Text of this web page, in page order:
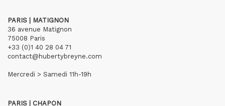
PARIS | MATIGNON
36 avenue Matignon
75008 Paris
+33 (0)1 40 28 04 71
contact@hubertybreyne.com
Mercredi > Samedi 11h-19h
PARIS | CHAPON